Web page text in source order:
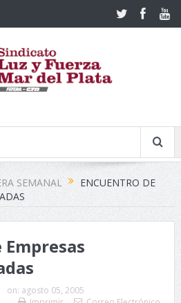
SEMANAL
ENCUENTRO DE
on: agosto 05, 2005